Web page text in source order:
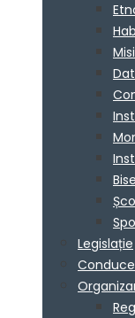
Legislație